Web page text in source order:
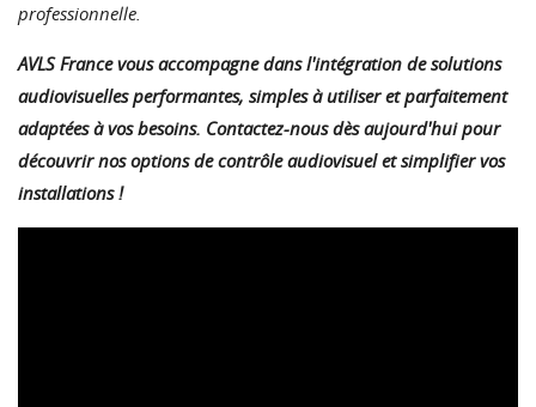
professionnelle.
AVLS France vous accompagne dans l'intégration de solutions
audiovisuelles performantes, simples à utiliser et parfaitement
adaptées à vos besoins. Contactez-nous dès aujourd'hui pour
découvrir nos options de contrôle audiovisuel et simplifier vos
installations !